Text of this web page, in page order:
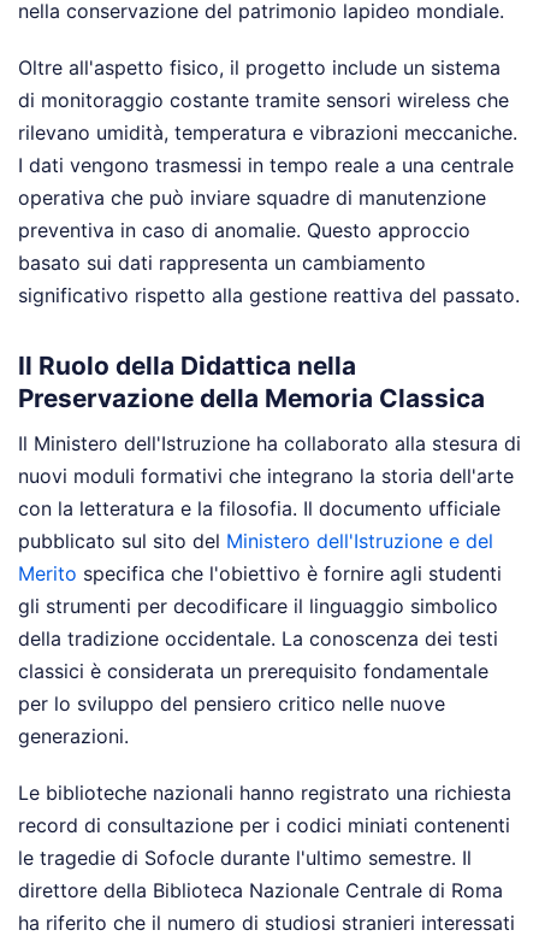
nella conservazione del patrimonio lapideo mondiale.
Oltre all'aspetto fisico, il progetto include un sistema
di monitoraggio costante tramite sensori wireless che
rilevano umidità, temperatura e vibrazioni meccaniche.
I dati vengono trasmessi in tempo reale a una centrale
operativa che può inviare squadre di manutenzione
preventiva in caso di anomalie. Questo approccio
basato sui dati rappresenta un cambiamento
significativo rispetto alla gestione reattiva del passato.
Il Ruolo della Didattica nella
Preservazione della Memoria Classica
Il Ministero dell'Istruzione ha collaborato alla stesura di
nuovi moduli formativi che integrano la storia dell'arte
con la letteratura e la filosofia. Il documento ufficiale
pubblicato sul sito del Ministero dell'Istruzione e del
Merito specifica che l'obiettivo è fornire agli studenti
gli strumenti per decodificare il linguaggio simbolico
della tradizione occidentale. La conoscenza dei testi
classici è considerata un prerequisito fondamentale
per lo sviluppo del pensiero critico nelle nuove
generazioni.
Le biblioteche nazionali hanno registrato una richiesta
record di consultazione per i codici miniati contenenti
le tragedie di Sofocle durante l'ultimo semestre. Il
direttore della Biblioteca Nazionale Centrale di Roma
ha riferito che il numero di studiosi stranieri interessati